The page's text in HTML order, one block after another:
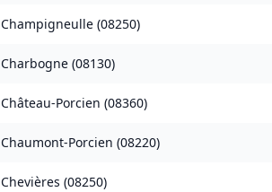
Champigneulle (08250)
Charbogne (08130)
Château-Porcien (08360)
Chaumont-Porcien (08220)
Chevières (08250)